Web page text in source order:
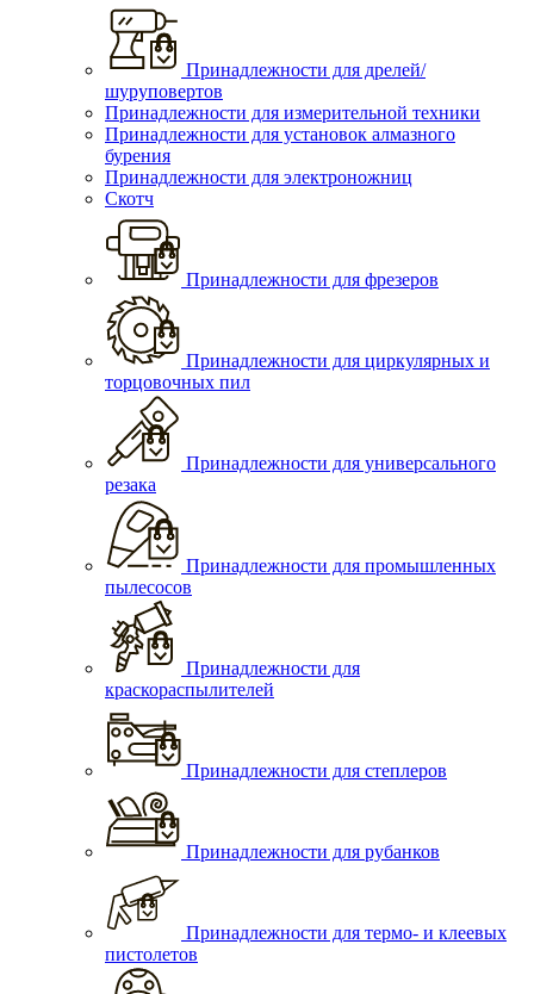
Принадлежности для дрелей/
шуруповертов
Принадлежности для измерительной техники
Принадлежности для установок алмазного
бурения
Принадлежности для электроножниц
Скотч
Принадлежности для фрезеров
Принадлежности для циркулярных и
торцовочных пил
Принадлежности для универсального
резака
Принадлежности для промышленных
пылесосов
Принадлежности для
краскораспылителей
Принадлежности для степлеров
Принадлежности для рубанков
Принадлежности для термо- и клеевых
пистолетов